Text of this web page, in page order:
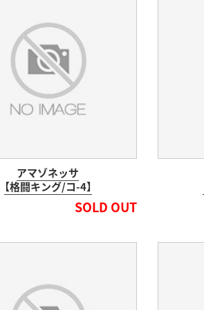
アマゾネッサ
【格闘キング/コ-4】
SOLD OUT